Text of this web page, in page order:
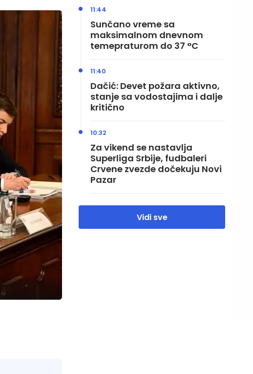
Sunčano vreme sa
maksimalnom dnevnom
temepraturom do 37 °C
11:44
Dačić: Devet požara aktivno,
stanje sa vodostajima i dalje
kritično
11:40
Za vikend se nastavlja
Superliga Srbije, fudbaleri
Crvene zvezde dočekuju Novi
Pazar
10:32
Vidi sve